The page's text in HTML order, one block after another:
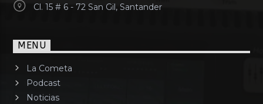
Cl. 15 # 6 - 72 San Gil, Santander
MENU
La Cometa
Podcast
Noticias